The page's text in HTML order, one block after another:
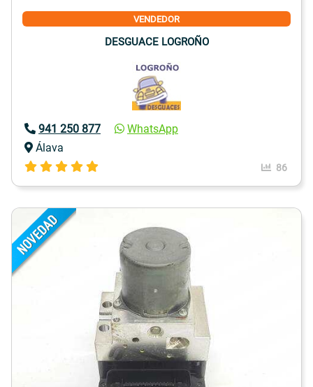
VENDEDOR
DESGUACE LOGROÑO
941 250 877
WhatsApp
Álava
86